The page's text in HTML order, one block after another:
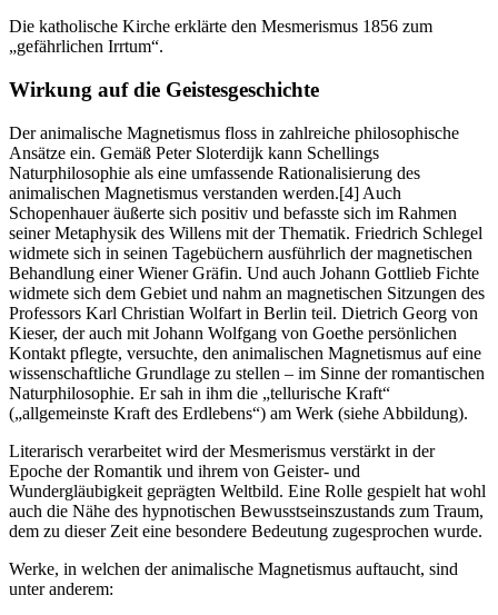
Die katholische Kirche erklärte den Mesmerismus 1856 zum
„gefährlichen Irrtum“.
Wirkung auf die Geistesgeschichte
Der animalische Magnetismus floss in zahlreiche philosophische
Ansätze ein. Gemäß Peter Sloterdijk kann Schellings
Naturphilosophie als eine umfassende Rationalisierung des
animalischen Magnetismus verstanden werden.[4] Auch
Schopenhauer äußerte sich positiv und befasste sich im Rahmen
seiner Metaphysik des Willens mit der Thematik. Friedrich Schlegel
widmete sich in seinen Tagebüchern ausführlich der magnetischen
Behandlung einer Wiener Gräfin. Und auch Johann Gottlieb Fichte
widmete sich dem Gebiet und nahm an magnetischen Sitzungen des
Professors Karl Christian Wolfart in Berlin teil. Dietrich Georg von
Kieser, der auch mit Johann Wolfgang von Goethe persönlichen
Kontakt pflegte, versuchte, den animalischen Magnetismus auf eine
wissenschaftliche Grundlage zu stellen – im Sinne der romantischen
Naturphilosophie. Er sah in ihm die „tellurische Kraft“
(„allgemeinste Kraft des Erdlebens“) am Werk (siehe Abbildung).
Literarisch verarbeitet wird der Mesmerismus verstärkt in der
Epoche der Romantik und ihrem von Geister- und
Wundergläubigkeit geprägten Weltbild. Eine Rolle gespielt hat wohl
auch die Nähe des hypnotischen Bewusstseinszustands zum Traum,
dem zu dieser Zeit eine besondere Bedeutung zugesprochen wurde.
Werke, in welchen der animalische Magnetismus auftaucht, sind
unter anderem: